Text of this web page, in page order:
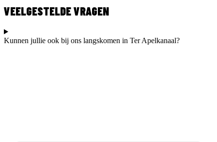
VEELGESTELDE VRAGEN
Kunnen jullie ook bij ons langskomen in Ter Apelkanaal?